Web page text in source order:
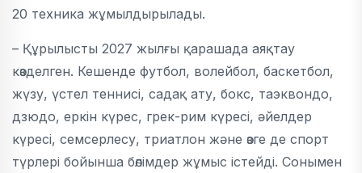
20 техника жұмылдырылады.
– Құрылысты 2027 жылғы қарашада аяқтау
көзделген. Кешенде футбол, волейбол, баскетбол,
жүзу, үстел теннисі, садақ ату, бокс, таэквондо,
дзюдо, еркін күрес, грек-рим күресі, әйелдер
күресі, семсерлесу, триатлон және өзге де спорт
түрлері бойынша бөлімдер жұмыс істейді. Сонымен